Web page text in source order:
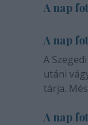
A nap
A nap
A
utáni
tárja.
A nap